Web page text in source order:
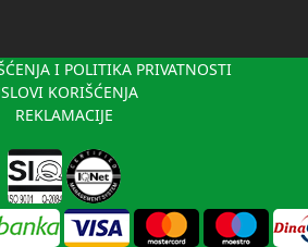
I POLITIKA PRIVATNOSTI
KORIŠĆENJA
REKLAMACIJE